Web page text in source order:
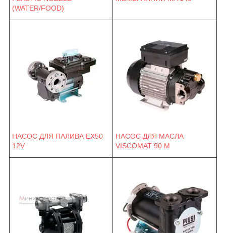
(WATER/FOOD)
НАСОС ДЛЯ ПАЛИВА EX50
12V
НАСОС ДЛЯ МАСЛА
VISCOMAT 90 M